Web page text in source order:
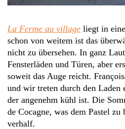
La Ferme au village liegt in
schon von weitem ist das
nicht zu übersehen. In ganz
Fensterläden und Türen, aber
soweit das Auge reicht.
und wir treten durch den Laden
der angenehm kühl ist. Die
de Cocagne, was dem Pastel zu
verhalf.